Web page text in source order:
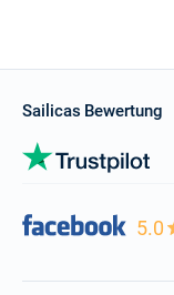
Sailicas Bewertung
5.0